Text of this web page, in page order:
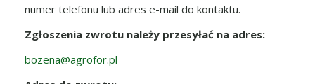
numer telefonu lub adres e-mail do kontaktu.
Zgłoszenia zwrotu należy przesyłać na adres:
bozena@agrofor.pl